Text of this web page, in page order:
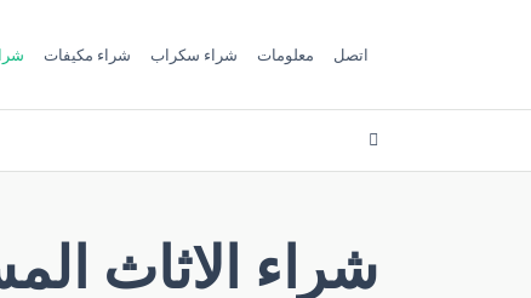
شراء مكيفات شراء سكراب معلومات اتصل